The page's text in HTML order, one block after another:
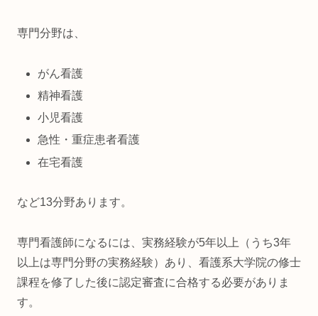
専門分野は、
がん看護
精神看護
小児看護
急性・重症患者看護
在宅看護
など13分野あります。
専門看護師になるには、実務経験が5年以上（うち3年
以上は専門分野の実務経験）あり、看護系大学院の修士
課程を修了した後に認定審査に合格する必要がありま
す。